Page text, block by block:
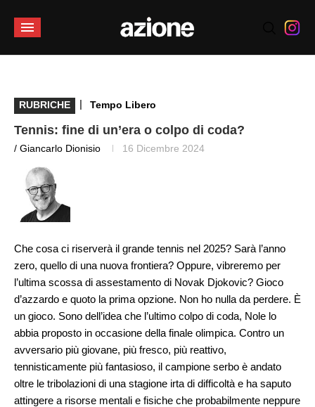
RUBRICHE | Tempo Libero
Tennis: fine di un’era o colpo di coda?
/ Giancarlo Dionisio 16 Dicembre 2024
Che cosa ci riserverà il grande tennis nel 2025? Sarà l’anno
zero, quello di una nuova frontiera? Oppure, vibreremo per
l’ultima scossa di assestamento di Novak Djokovic? Gioco
d’azzardo e quoto la prima opzione. Non ho nulla da perdere. È
un gioco. Sono dell’idea che l’ultimo colpo di coda, Nole lo
abbia proposto in occasione della finale olimpica. Contro un
avversario più giovane, più fresco, più reattivo,
tennisticamente più fantasioso, il campione serbo è andato
oltre le tribolazioni di una stagione irta di difficoltà e ha saputo
attingere a risorse mentali e fisiche che probabilmente neppure